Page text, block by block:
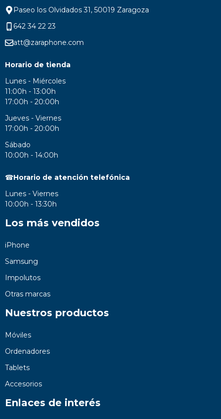
Paseo los Olvidados 31, 50019 Zaragoza
642 34 22 23
att@zaraphone.com
Horario de tienda
Lunes - Miércoles
11:00h - 13:00h
17:00h - 20:00h
Jueves - Viernes
17:00h - 20:00h
Sábado
10:00h - 14:00h
☎Horario de atención telefónica
Lunes - Viernes
10:00h - 13:30h
Los más vendidos
iPhone
Samsung
Impolutos
Otras marcas
Nuestros productos
Móviles
Ordenadores
Tablets
Accesorios
Enlaces de interés